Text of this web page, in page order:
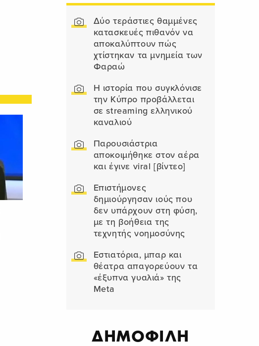
Δύο τεράστιες θαμμένες
κατασκευές πιθανόν να
αποκαλύπτουν πώς
χτίστηκαν τα μνημεία των
Φαραώ
Η ιστορία που συγκλόνισε
την Κύπρο προβάλλεται
σε streaming ελληνικού
καναλιού
Παρουσιάστρια
αποκοιμήθηκε στον αέρα
και έγινε viral [βίντεο]
Επιστήμονες
δημιούργησαν ιούς που
δεν υπάρχουν στη φύση,
με τη βοήθεια της
τεχνητής νοημοσύνης
Εστιατόρια, μπαρ και
θέατρα απαγορεύουν τα
«έξυπνα γυαλιά» της
Meta
ΔΗΜΟΦΙΛΗ